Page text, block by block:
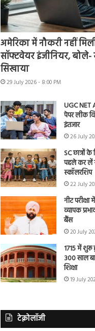
अमेरिका में नौकरी नहीं
सॉफ्टवेयर इंजीनियर,
सिखाया
29 July 2026 - 8:00 PM
UGC
पेपर लीक
इंतजार
26 July
SC छात्रों
पहले कर लें
स्कॉलरशिप
22 July
नीट
व्यापक
बैंस
20 July
1715 में शुरू
300 साल
शिक्षा
19 July
टेक्नोलॉजी